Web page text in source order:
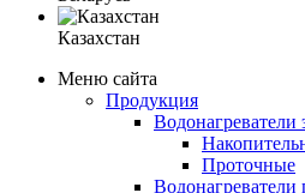
Казахстан
Меню сайта
Продукция
Водонагреватели
Проточные
Водонагреватели